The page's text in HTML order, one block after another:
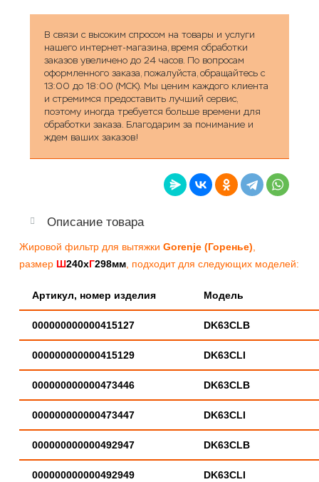
В связи с высоким спросом на товары и услуги
нашего интернет-магазина, время обработки
заказов увеличено до 24 часов. По вопросам
оформленного заказа, пожалуйста, обращайтесь с
13:00 до 18:00 (МСК). Мы ценим каждого клиента
и стремимся предоставить лучший сервис,
поэтому иногда требуется больше времени для
обработки заказа. Благодарим за понимание и
ждем ваших заказов!
Описание товара
Жировой фильтр для вытяжки Gorenje (Горенье)
размер Ш240хГ298мм , подходит для следующих моделей:
Артикул, номер изделия Модель
000000000000415127 DK63CLB
000000000000415129 DK63CLI
000000000000473446 DK63CLB
000000000000473447 DK63CLI
000000000000492947 DK63CLB
000000000000492949 DK63CLI